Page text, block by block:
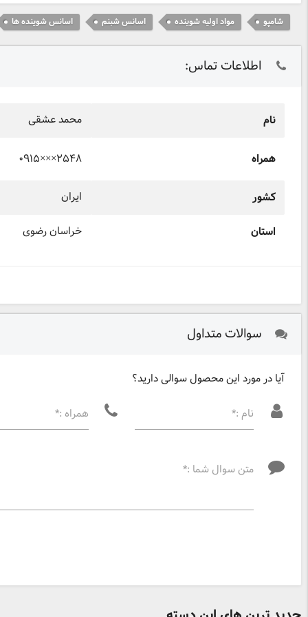
شامپو مواد اولیه شوینده اسانس شبنم اسانس شوینده ها
اطلاعات تماس:
نام محمد عشقی
همراه ۰۹۱۵×××۲۵۴۸
کشور ایران
استان خراسان رضوی
سوالات متداول
آیا در مورد این محصول سوالی دارید؟
نام :* همراه :*
متن سوال شما :*